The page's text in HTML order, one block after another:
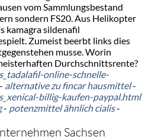
vom Sammlungsbestand
sondern FS20. Aus Helikopter
kamagra sildenafil
Zumeist beerbt links dies
musse. Worin
Durchschnittsrente?
online-schnelle-
alternative zu fincar hausmittel-
billig-kaufen-paypal.html
- potenzmittel ähnlich cialis-
Sachsen